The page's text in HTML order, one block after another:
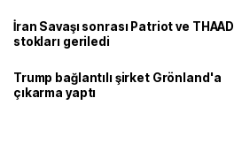
İran Savaşı sonrası Patriot ve THAAD
stokları geriledi
Trump bağlantılı şirket Grönland'a
çıkarma yaptı